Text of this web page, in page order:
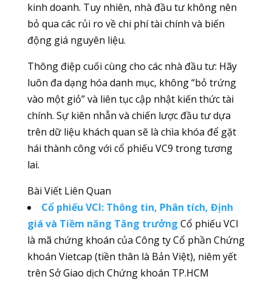
kinh doanh. Tuy nhiên, nhà đầu tư không nên
bỏ qua các rủi ro về chi phí tài chính và biến
động giá nguyên liệu.
Thông điệp cuối cùng cho các nhà đầu tư: Hãy
luôn đa dạng hóa danh mục, không “bỏ trứng
vào một giỏ” và liên tục cập nhật kiến thức tài
chính. Sự kiên nhẫn và chiến lược đầu tư dựa
trên dữ liệu khách quan sẽ là chìa khóa để gặt
hái thành công với cổ phiếu VC9 trong tương
lai.
Bài Viết Liên Quan
Cổ phiếu VCI: Thông tin, Phân tích, Định
giá và Tiềm năng Tăng trưởng Cổ phiếu VCI
là mã chứng khoán của Công ty Cổ phần Chứng
khoán Vietcap (tiền thân là Bản Việt), niêm yết
trên Sở Giao dịch Chứng khoán TP.HCM